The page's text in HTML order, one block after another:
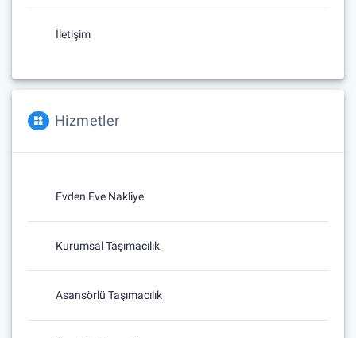
İletişim
Hizmetler
Evden Eve Nakliye
Kurumsal Taşımacılık
Asansörlü Taşımacılık